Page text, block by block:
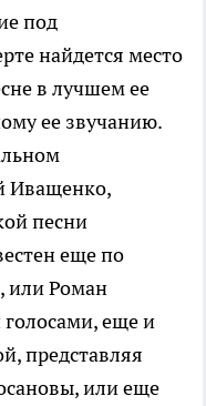
под
найдется место
в лучшем ее
ее звучанию.
Иващенко,
песни
еще по
или Роман
еще и
представляя
или еще